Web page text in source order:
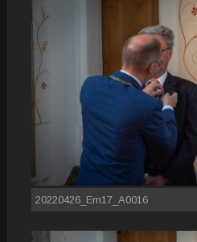
20220426_Em17_A0016